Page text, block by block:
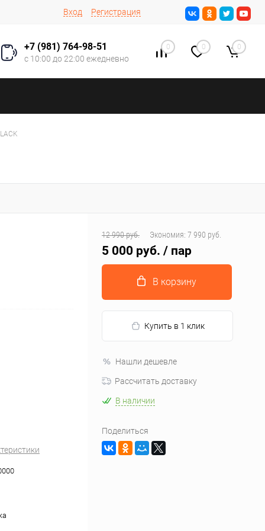
Вход Регистрация
+7 (981) 764-98-51
с 10:00 до 22:00 ежедневно
0 0 0
12 990 руб. Экономия: 7 990 руб.
5 000 руб. / пар
В корзину
Купить в 1 клик
Нашли дешевле
Рассчитать доставку
В наличии
Поделиться